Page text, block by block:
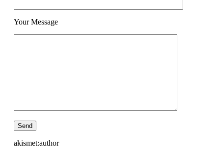
Your Message
akismet:author